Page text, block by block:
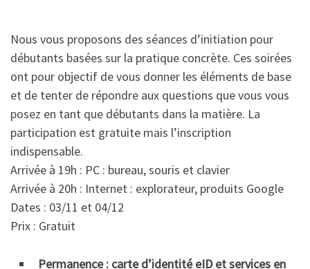
Nous vous proposons des séances d’initiation pour
débutants basées sur la pratique concrète. Ces soirées
ont pour objectif de vous donner les éléments de base
et de tenter de répondre aux questions que vous vous
posez en tant que débutants dans la matière. La
participation est gratuite mais l’inscription
indispensable.
Arrivée à 19h : PC : bureau, souris et clavier
Arrivée à 20h : Internet : explorateur, produits Google
Dates : 03/11 et 04/12
Prix : Gratuit
Permanence : carte d’identité eID et services en